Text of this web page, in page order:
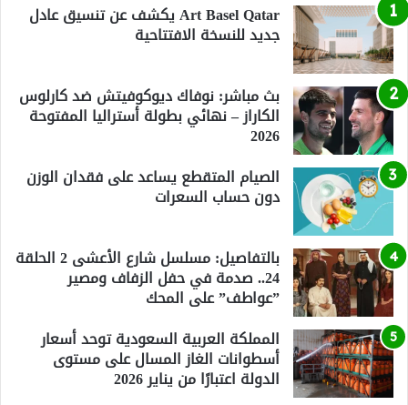
Art Basel Qatar يكشف عن تنسيق عادل
جديد للنسخة الافتتاحية
بث مباشر: نوفاك ديوكوفيتش ضد كارلوس
الكاراز – نهائي بطولة أستراليا المفتوحة
2026
الصيام المتقطع يساعد على فقدان الوزن
دون حساب السعرات
بالتفاصيل: مسلسل شارع الأعشى 2 الحلقة
24.. صدمة في حفل الزفاف ومصير
”عواطف” على المحك
المملكة العربية السعودية توحد أسعار
أسطوانات الغاز المسال على مستوى
الدولة اعتبارًا من يناير 2026